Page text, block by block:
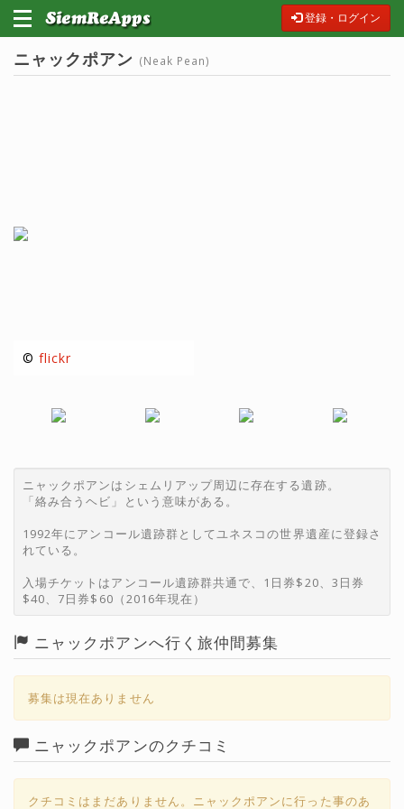
登録・ログイン
ニャックポアン (Neak Pean)
©flickr
ニャックポアンはシェムリアップ周辺に存在する遺跡。
「絡み合うヘビ」という意味がある。
1992年にアンコール遺跡群としてユネスコの世界遺産に登録さ
れている。
入場チケットはアンコール遺跡群共通で、1日券$20、3日券
$40、7日券$60（2016年現在）
ニャックポアンへ行く旅仲間募集
募集は現在ありません
ニャックポアンのクチコミ
クチコミはまだありません。ニャックポアンに行った事のあ